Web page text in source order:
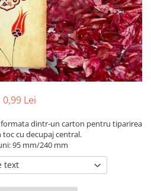
0,99 Lei
dintr-un carton pentru tiparirea
cu decupaj central.
95 mm/240 mm
text